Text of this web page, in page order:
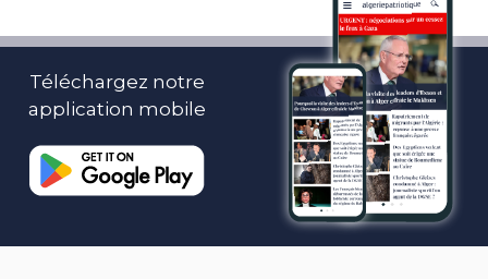
Téléchargez notre
application mobile